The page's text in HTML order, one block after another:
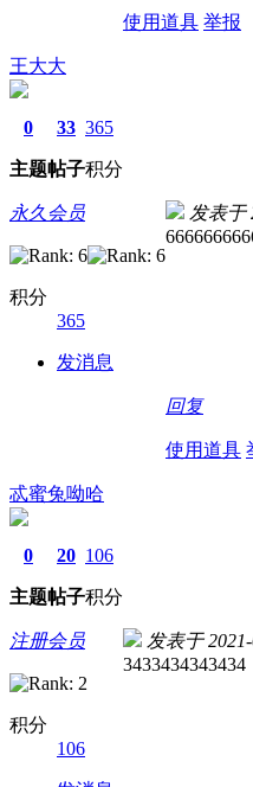
使用道具 举报
王大大
0
主题
33
帖子
365
积分
永久会员
积分
365
发消息
发表于
回复
使用道具
忒蜜兔呦哈
0
主题
20
帖子
106
积分
注册会员
积分
106
发表于
3433434343434